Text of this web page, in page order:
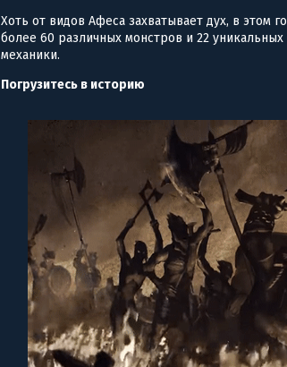
Хоть от видов Афеса захватывает дух, в этом
более 60 различных монстров и 22
механики.
Погрузитесь в историю